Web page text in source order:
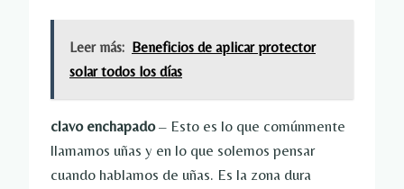
Leer más: Beneficios de aplicar protector
solar todos los días
clavo enchapado– Esto es lo que comúnmente
llamamos uñas y en lo que solemos pensar
cuando hablamos de uñas. Es la zona dura